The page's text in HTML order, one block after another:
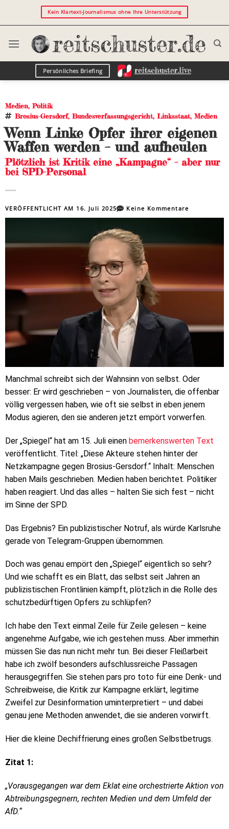
Kein Klartext-Journalismus ohne Ihre Unterstützung
Persönliches Briefing
Medien,Politik
Brosius-Gersdorf, Bundesverfassungsgericht, Linksstaat, Medien
Wenn Linke Opfer ihrer eigenen
Waffen werden – und aufheulen
Plötzlich ist Kritik eine „Kampagne“ – aber nur
bei SPD-Personal
VERÖFFENTLICHT AM 16. Juli 2025 Keine Kommentare
Manchmal schreibt sich der Wahnsinn von selbst. Oder
besser: Er wird geschrieben – von Journalisten, die offenbar
völlig vergessen haben, wie oft sie selbst in eben jenem
Modus agieren, den sie anderen jetzt empört vorwerfen.
Der „Spiegel“ hat am 15. Juli einen bemerkenswerten Text
veröffentlicht. Titel: „Diese Akteure stehen hinter der
Netzkampagne gegen Brosius-Gersdorf.“ Inhalt: Menschen
haben Mails geschrieben. Medien haben berichtet. Politiker
haben reagiert. Und das alles – halten Sie sich fest – nicht
im Sinne der SPD.
Das Ergebnis? Ein publizistischer Notruf, als würde Karlsruhe
gerade von Telegram-Gruppen übernommen.
Doch was genau empört den „Spiegel“ eigentlich so sehr?
Und wie schafft es ein Blatt, das selbst seit Jahren an
publizistischen Frontlinien kämpft, plötzlich in die Rolle des
schutzbedürftigen Opfers zu schlüpfen?
Ich habe den Text einmal Zeile für Zeile gelesen – keine
angenehme Aufgabe, wie ich gestehen muss. Aber immerhin
müssen Sie das nun nicht mehr tun. Bei dieser Fleißarbeit
habe ich zwölf besonders aufschlussreiche Passagen
herausgegriffen. Sie stehen pars pro toto für eine Denk- und
Schreibweise, die Kritik zur Kampagne erklärt, legitime
Zweifel zur Desinformation uminterpretiert – und dabei
genau jene Methoden anwendet, die sie anderen vorwirft.
Hier die kleine Dechiffrierung eines großen Selbstbetrugs.
Zitat 1:
„Vorausgegangen war dem Eklat eine orchestrierte Aktion von
Abtreibungsgegnern, rechten Medien und dem Umfeld der
AfD.“